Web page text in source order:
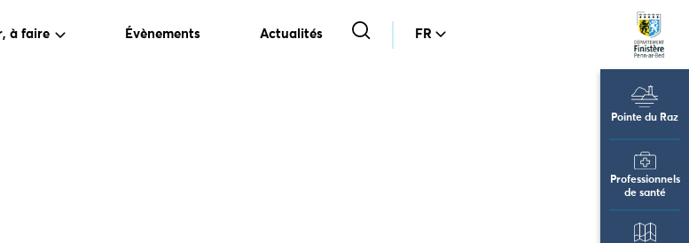
à faire Évènements Actualités FR
Pointe du Raz
Professionnels
de santé